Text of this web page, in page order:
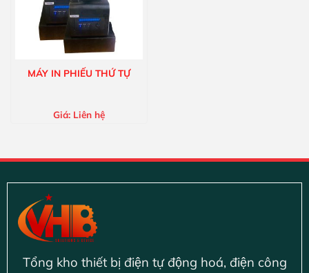
MÁY IN PHIẾU THỨ TỰ
Giá: Liên hệ
Tổng kho thiết bị điện tự động hoá, điện công